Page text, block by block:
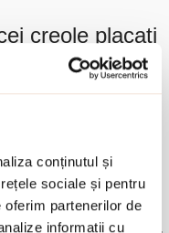
conținutul și
sociale și pentru
partenerilor de
informații cu
creole placati
Mosaic:
un saculet de catifea
alte materiale. Evitati
fiecare purtare este